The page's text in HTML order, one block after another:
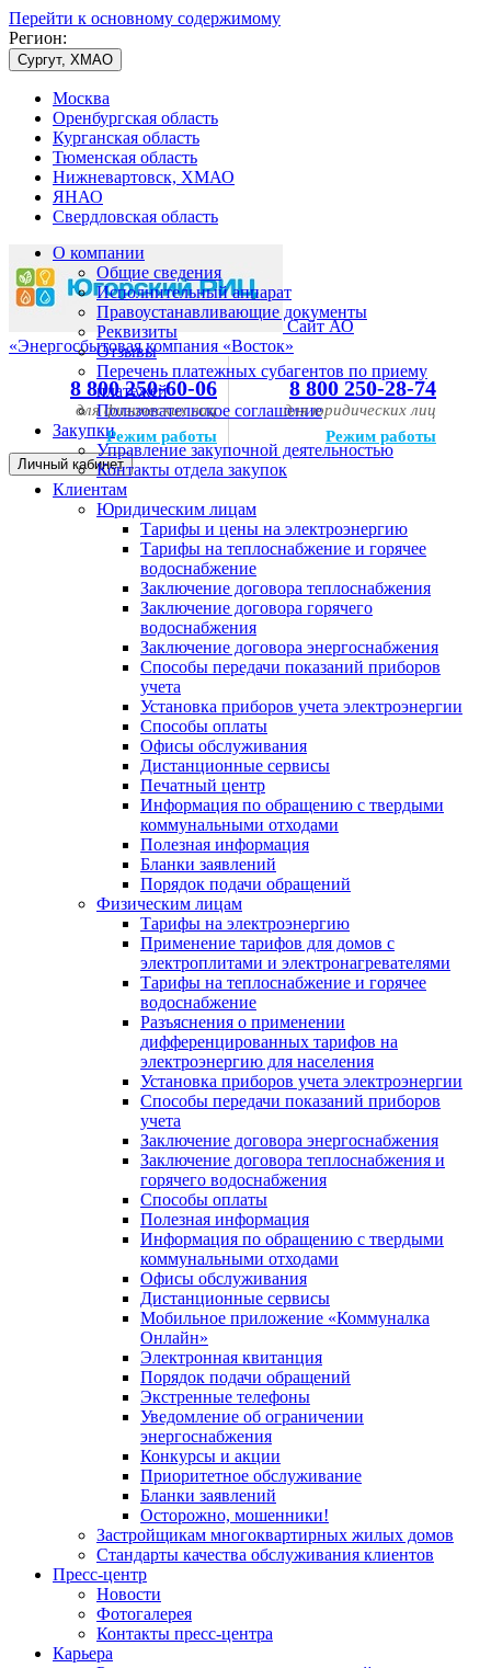
Перейти к основному содержимому
Регион:
Сургут, ХМАО
Москва
Оренбургская область
Курганская область
Тюменская область
Нижневартовск, ХМАО
ЯНАО
Свердловская область
Сайт АО
«Энергосбытовая компания «Восток»
8 800 250-60-06
для физических лиц
Режим работы
8 800 250-28-74
для юридических лиц
Режим работы
Личный кабинет
О компании
Общие сведения
Исполнительный аппарат
Правоустанавливающие документы
Реквизиты
Отзывы
Перечень платежных субагентов по приему
платежей
Пользовательское соглашение
Закупки
Управление закупочной деятельностью
Контакты отдела закупок
Клиентам
Юридическим лицам
Тарифы и цены на электроэнергию
Тарифы на теплоснабжение и горячее
водоснабжение
Заключение договора теплоснабжения
Заключение договора горячего
водоснабжения
Заключение договора энергоснабжения
Способы передачи показаний приборов
учета
Установка приборов учета электроэнергии
Способы оплаты
Офисы обслуживания
Дистанционные сервисы
Печатный центр
Информация по обращению с твердыми
коммунальными отходами
Полезная информация
Бланки заявлений
Порядок подачи обращений
Физическим лицам
Тарифы на электроэнергию
Применение тарифов для домов с
электроплитами и электронагревателями
Тарифы на теплоснабжение и горячее
водоснабжение
Разъяснения о применении
дифференцированных тарифов на
электроэнергию для населения
Установка приборов учета электроэнергии
Способы передачи показаний приборов
учета
Заключение договора энергоснабжения
Заключение договора теплоснабжения и
горячего водоснабжения
Способы оплаты
Полезная информация
Информация по обращению с твердыми
коммунальными отходами
Офисы обслуживания
Дистанционные сервисы
Мобильное приложение «Коммуналка
Онлайн»
Электронная квитанция
Порядок подачи обращений
Экстренные телефоны
Уведомление об ограничении
энергоснабжения
Конкурсы и акции
Приоритетное обслуживание
Бланки заявлений
Осторожно, мошенники!
Застройщикам многоквартирных жилых домов
Стандарты качества обслуживания клиентов
Пресс-центр
Новости
Фотогалерея
Контакты пресс-центра
Карьера